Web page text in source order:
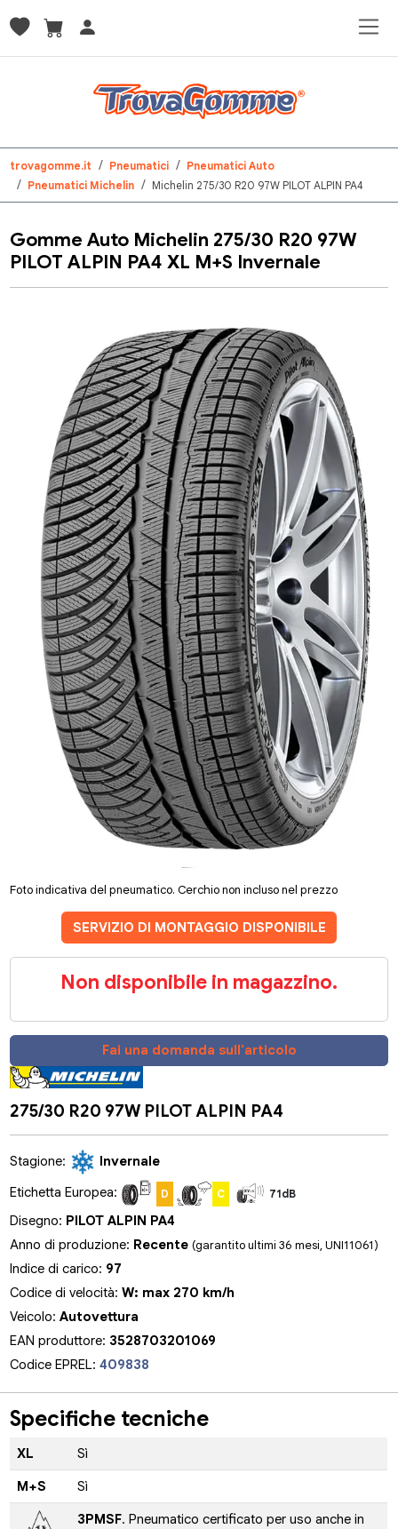
trovagomme.it Pneumatici
Pneumatici Auto
Pneumatici Michelin
Michelin 275/30 R20 97W PILOT ALPIN PA4
Gomme Auto Michelin 275/30 R20 97W
PILOT ALPIN PA4 XL M+S Invernale
Foto indicativa del pneumatico. Cerchio non incluso nel prezzo
SERVIZIO DI MONTAGGIO DISPONIBILE
Non disponibile in magazzino.
Fai una domanda sull'articolo
275/30 R20 97W PILOT ALPIN PA4
Stagione:
Invernale
Etichetta Europea:
D C 71dB
Disegno: PILOT ALPIN PA4
Anno di produzione: Recente(garantito ultimi 36 mesi, UNI11061)
Indice di carico: 97
Codice di velocità:W: max 270 km/h
Veicolo:Autovettura
EAN produttore: 3528703201069
Codice EPREL:409838
Specifiche tecniche
XL Sì
M+S Sì
3PMSF. Pneumatico certificato per uso anche in